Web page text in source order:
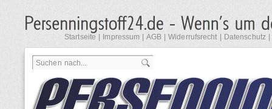
Startseite| Impressum AGB|Widerrufsrecht| Datenschutz